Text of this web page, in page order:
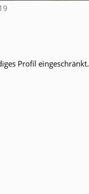
Profil eingeschränkt.